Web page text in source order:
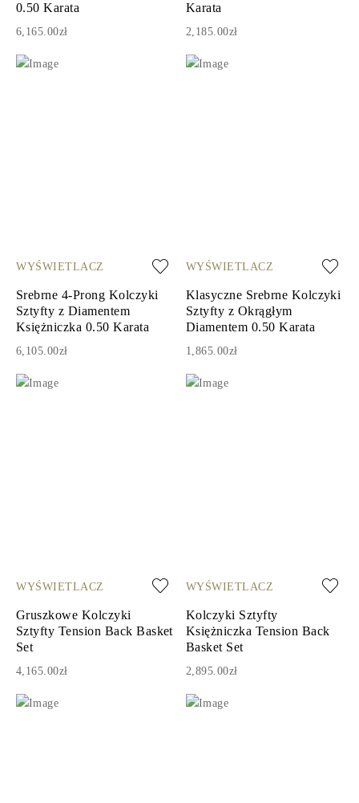
0.50 Karata
6,165.00zł
Karata
2,185.00zł
WYŚWIETLACZ
Srebrne 4-Prong Kolczyki
Sztyfty z Diamentem
Księżniczka 0.50 Karata
6,105.00zł
WYŚWIETLACZ
Klasyczne Srebrne Kolczyki
Sztyfty z Okrągłym
Diamentem 0.50 Karata
1,865.00zł
WYŚWIETLACZ
Gruszkowe Kolczyki
Sztyfty Tension Back Basket
Set
4,165.00zł
WYŚWIETLACZ
Kolczyki Sztyfty
Księżniczka Tension Back
Basket Set
2,895.00zł